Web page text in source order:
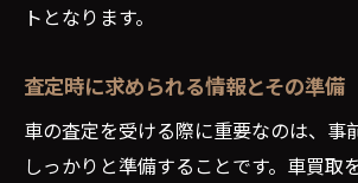
トとなります。
査定時に求められる情報とその準備
車の査定を受ける際に重要なのは、事
しっかりと準備することです。車買取